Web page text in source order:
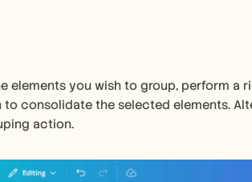
elements you wish to group, perform a
to consolidate the selected elements.
action.